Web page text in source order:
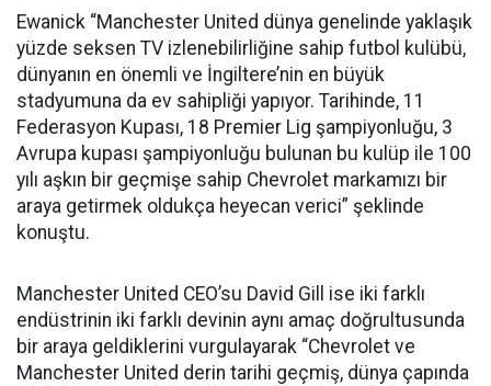
Ewanick “Manchester United dünya genelinde yaklaşık
yüzde seksen TV izlenebilirliğine sahip futbol kulübü,
dünyanın en önemli ve İngiltere’nin en büyük
stadyumuna da ev sahipliği yapıyor. Tarihinde, 11
Federasyon Kupası, 18 Premier Lig şampiyonluğu, 3
Avrupa kupası şampiyonluğu bulunan bu kulüp ile 100
yılı aşkın bir geçmişe sahip Chevrolet markamızı bir
araya getirmek oldukça heyecan verici” şeklinde
konuştu.
Manchester United CEO’su David Gill ise iki farklı
endüstrinin iki farklı devinin aynı amaç doğrultusunda
bir araya geldiklerini vurgulayarak “Chevrolet ve
Manchester United derin tarihi geçmiş, dünya çapında